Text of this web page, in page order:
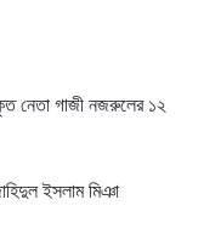
নেতা গাজী নজরুলের ১২
ইসলাম মিঞা